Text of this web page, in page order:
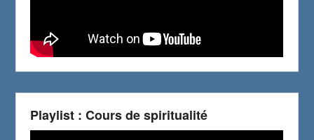
Playlist : Cours de spiritualité